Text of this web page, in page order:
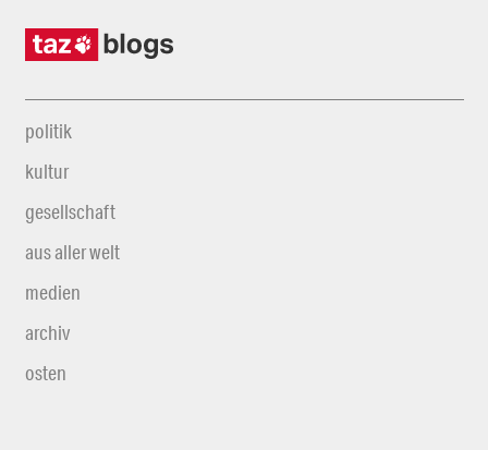
politik
kultur
gesellschaft
aus aller welt
medien
archiv
osten